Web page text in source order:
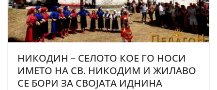
НИКОДИН – СЕЛОТО КОЕ ГО НОСИ
ИМЕТО НА СВ. НИКОДИМ И ЖИЛАВО
СЕ БОРИ ЗА СВОЈАТА ИДНИНА